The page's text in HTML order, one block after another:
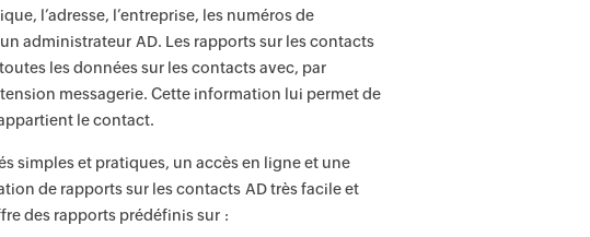
l’adresse, l’entreprise, les numéros de
administrateur AD. Les rapports sur les contacts
les données sur les contacts avec, par
messagerie. Cette information lui permet de
le contact.
simples et pratiques, un accès en ligne et une
de rapports sur les contacts AD très facile et
des rapports prédéfinis sur :